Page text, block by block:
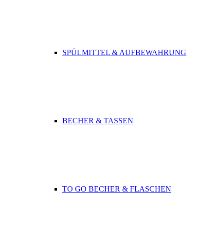
SPÜLMITTEL & AUFBEWAHRUNG
BECHER & TASSEN
TO GO BECHER & FLASCHEN